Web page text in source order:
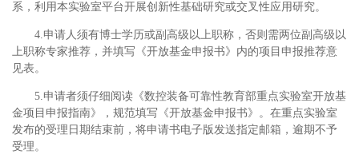
系，利用本实验室平台开展创新性基础研究或交叉性应用研究。
4.申请人须有博士学历或副高级以上职称，否则需两位副高级以
上职称专家推荐，并填写《开放基金申报书》内的项目申报推荐意
见表。
5.申请者须仔细阅读《数控装备可靠性教育部重点实验室开放基
金项目申报指南》，规范填写《开放基金申报书》。在重点实验室
发布的受理日期结束前，将申请书电子版发送指定邮箱，逾期不予
受理。